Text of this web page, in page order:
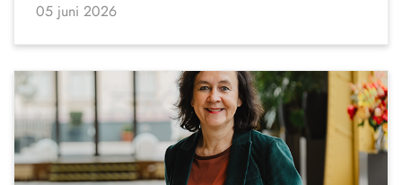
05 juni 2026